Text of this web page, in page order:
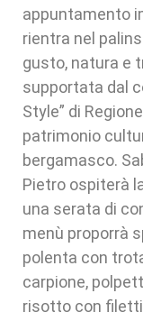
appuntamento
rientra nel
gusto, natura e
supportata dal
Style” di
patrimonio
bergamasco.
Pietro ospiterà
una serata di
menù proporrà
polenta con
carpione,
risotto con